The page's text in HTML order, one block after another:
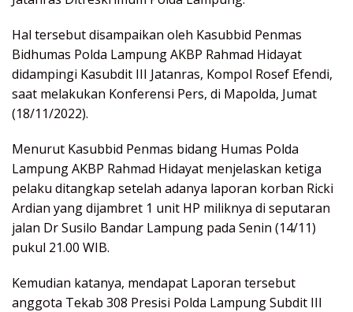
Hal tersebut disampaikan oleh Kasubbid Penmas
Bidhumas Polda Lampung AKBP Rahmad Hidayat
didampingi Kasubdit III Jatanras, Kompol Rosef Efendi,
saat melakukan Konferensi Pers, di Mapolda, Jumat
(18/11/2022).
Menurut Kasubbid Penmas bidang Humas Polda
Lampung AKBP Rahmad Hidayat menjelaskan ketiga
pelaku ditangkap setelah adanya laporan korban Ricki
Ardian yang dijambret 1 unit HP miliknya di seputaran
jalan Dr Susilo Bandar Lampung pada Senin (14/11)
pukul 21.00 WIB.
Kemudian katanya, mendapat Laporan tersebut
anggota Tekab 308 Presisi Polda Lampung Subdit III